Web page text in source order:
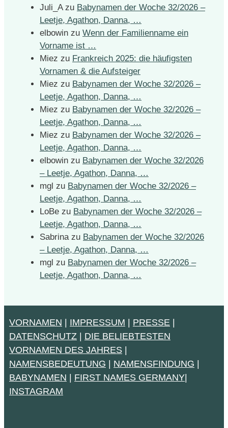
Juli_Azu Babynamen der Woche 32/2026 –
Leetje, Agathon, Danna, …
elbowin zu Wenn der Familienname ein
Vorname ist …
Miez zu Frankreich 2025: die häufigsten
Vornamen & die Aufsteiger
Miez zu Babynamen der Woche 32/2026 –
Leetje, Agathon, Danna, …
Miez zu Babynamen der Woche 32/2026 –
Leetje, Agathon, Danna, …
Miez zu Babynamen der Woche 32/2026 –
Leetje, Agathon, Danna, …
elbowin zu Babynamen der Woche 32/2026
– Leetje, Agathon, Danna, …
mgl zu Babynamen der Woche 32/2026 –
Leetje, Agathon, Danna, …
LoBe zu Babynamen der Woche 32/2026 –
Leetje, Agathon, Danna, …
Sabrina zu Babynamen der Woche 32/2026
– Leetje, Agathon, Danna, …
mgl zu Babynamen der Woche 32/2026 –
Leetje, Agathon, Danna, …
VORNAMEN | IMPRESSUM | PRESSE |
DATENSCHUTZ | DIE BELIEBTESTEN
VORNAMEN DES JAHRES |
NAMENSBEDEUTUNG | NAMENSFINDUNG |
BABYNAMEN | FIRST NAMES GERMANY|
INSTAGRAM